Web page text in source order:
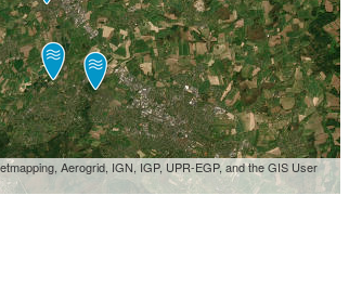
Aerogrid, IGN, IGP, UPR-EGP, and the GIS User